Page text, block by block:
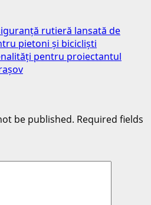
rutieră lansată de
pietoni și bicicliști
pentru proiectantul
be published. Required fields